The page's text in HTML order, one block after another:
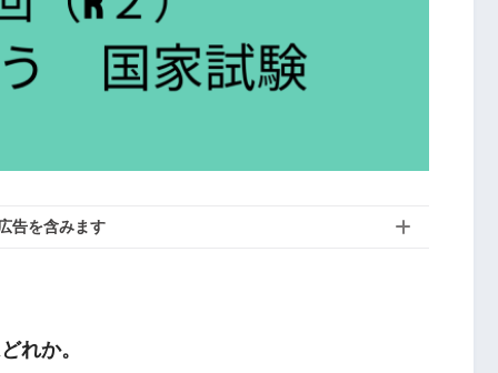
告を含みます
れか。